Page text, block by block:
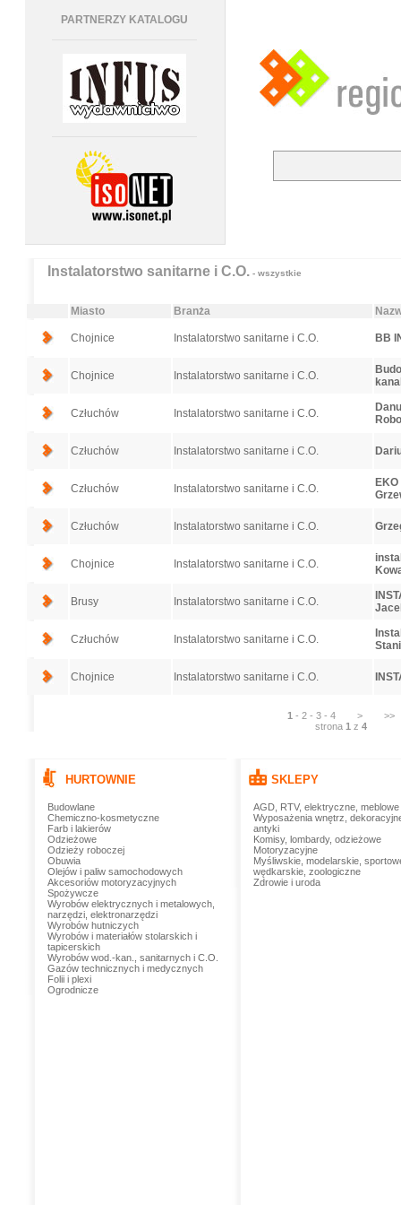
PARTNERZY KATALOGU
Instalatorstwo sanitarne i C.O.- wszystkie
Miasto Branża
Chojnice Instalatorstwo sanitarne i C.O. BB
Chojnice Instalatorstwo sanitarne i C.O.
Człuchów Instalatorstwo sanitarne i C.O.
Człuchów Instalatorstwo sanitarne i C.O.
Człuchów Instalatorstwo sanitarne i C.O.
Człuchów Instalatorstwo sanitarne i C.O.
Chojnice Instalatorstwo sanitarne i C.O.
Brusy Instalatorstwo sanitarne i C.O.
Człuchów Instalatorstwo sanitarne i C.O.
Chojnice Instalatorstwo sanitarne i C.O.
1 - 2 - 3 - 4 >
>>
strona 1 z 4
HURTOWNIE
Budowlane
Chemiczno-kosmetyczne
Farb i lakierów
Odzieżowe
Odzieży roboczej
Obuwia
Olejów i paliw samochodowych
Akcesoriów motoryzacyjnych
Spożywcze
Wyrobów elektrycznych i metalowych,
narzędzi, elektronarzędzi
Wyrobów hutniczych
Wyrobów i materiałów stolarskich i
tapicerskich
Wyrobów wod.-kan., sanitarnych i C.O.
Gazów technicznych i medycznych
Folii i plexi
Ogrodnicze
SKLEPY
AGD, RTV, elektryczne, meblowe
Wyposażenia wnętrz,
antyki
Komisy, lombardy, odzieżowe
Motoryzacyjne
Myśliwskie, modelarskie,
wędkarskie, zoologiczne
Zdrowie i uroda